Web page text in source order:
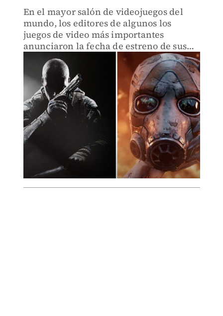
En el mayor salón de videojuegos del
mundo, los editores de algunos los
juegos de video más importantes
anunciaron la fecha de estreno de sus
nuevas creaciones